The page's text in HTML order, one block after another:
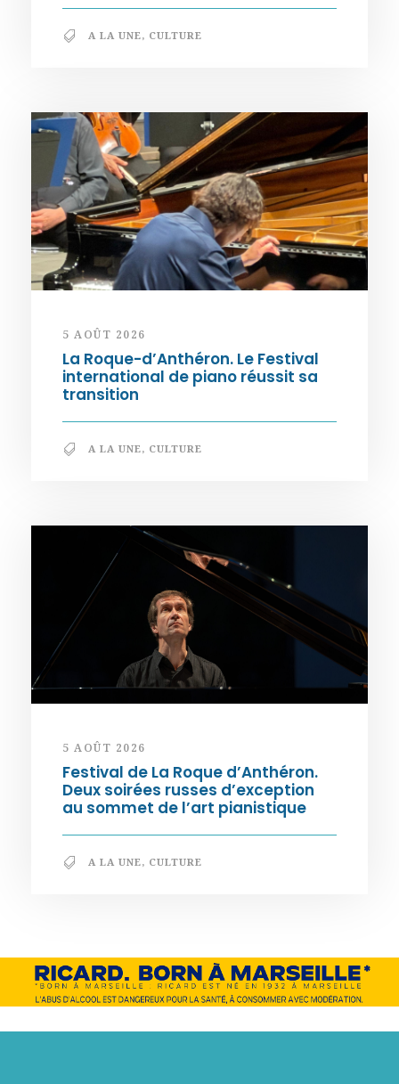
A LA UNE, CULTURE
5 AOÛT 2026
La Roque-d’Anthéron. Le Festival
international de piano réussit sa
transition
A LA UNE, CULTURE
5 AOÛT 2026
Festival de La Roque d’Anthéron.
Deux soirées russes d’exception
au sommet de l’art pianistique
A LA UNE, CULTURE